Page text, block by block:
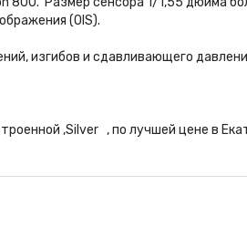
(OIS).
изгибов и сдавливающего
,Silver , по лучшей цене в